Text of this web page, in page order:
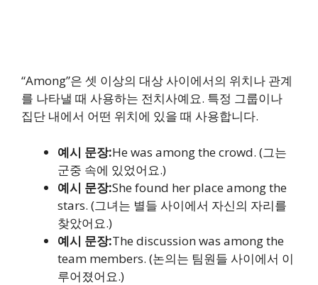
“Among”은 셋 이상의 대상 사이에서의 위치나 관계
를 나타낼 때 사용하는 전치사예요. 특정 그룹이나
집단 내에서 어떤 위치에 있을 때 사용합니다.
예시 문장:He was among the crowd. (그는
군중 속에 있었어요.)
예시 문장:She found her place among the
stars. (그녀는 별들 사이에서 자신의 자리를
찾았어요.)
예시 문장:The discussion was among the
team members. (논의는 팀원들 사이에서 이
루어졌어요.)